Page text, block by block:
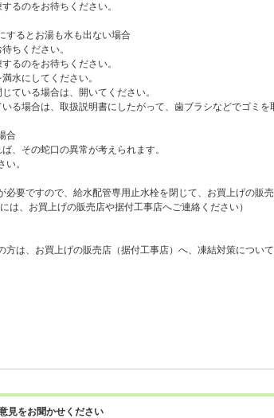
るのをお待ちください。
するとお湯も水も出ない場合
ちください。
るのをお待ちください。
水にしてください。
ている場合は、開いてください。
る場合は、取扱説明書にしたがって、歯ブラシなどでゴミを
合
、その蛇口の異常が考えられます。
。
必要ですので、給水配管専用止水栓を閉じて、お買上げの販
は、お買上げの販売店や据付工事店へご連絡ください）
は、お買上げの販売店（据付工事店）へ、凍結対策について
見をお聞かせください